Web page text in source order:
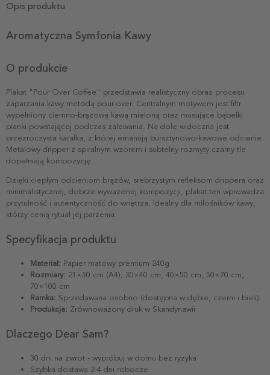
Opis produktu
Aromatyczna Symfonia Kawy
O produkcie
Plakat "Pour Over Coffee" przedstawia realistyczny obraz procesu
zaparzania kawy metodą pour-over. Centralnym motywem jest filtr
wypełniony ciemno-brązową kawą mieloną oraz musujące bąbelki
pianki powstającej podczas zalewania. Na dole widoczna jest
przezroczysta karafka, z której emanują bursztynowo-kawowe odcienie.
Metalowy dripper z spiralnym wzorem i subtelny rozmyty czarny tle
dopełniają kompozycję.
Dzięki ciepłym odcieniom brązów, srebrzystym refleksom drippera oraz
minimalistycznej, dobrze wyważonej kompozycji, plakat ten wprowadza
przytulność i autentyczność do wnętrza. Idealny dla miłośników kawy,
którzy cenią rytuał jej parzenia.
Specyfikacja produktu
Materiał: Papier matowy premium 240g
Rozmiary: 21×30 cm (A4), 30×40 cm, 40×50 cm, 50×70 cm,
70×100 cm
Ramka: Sprzedawana osobno (dostępna w dębie, czerni i bieli)
Produkcja: Zrównoważony druk w Skandynawii
Dlaczego Dear Sam?
30 dni na zwrot - wypróbuj w domu bez ryzyka
Szybka dostawa 2-4 dni robocze